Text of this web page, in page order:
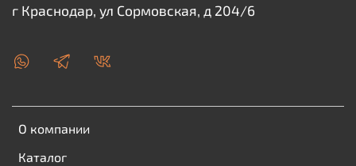
О компании
Каталог
г Краснодар, ул Сормовская, д 204/6